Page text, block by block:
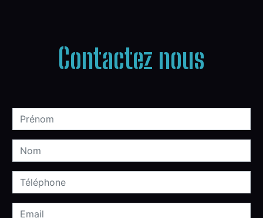
Contactez nous